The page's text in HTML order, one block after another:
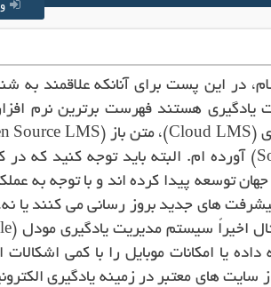
در این پست برای آنانکه علاقمند به
یادگیری هستند فهرست برترین نرم
جهان توسعه پیدا کرده اند و با توجه به
پیشرفت های جدید بروز رسانی می کنند یا
داده یا امکانات موبایل را با کمی
سایت های معتبر در زمینه یادگیری